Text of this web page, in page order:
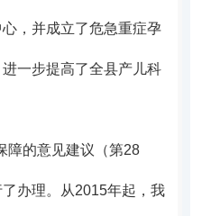
，并成立了危急重症孕
一步提高了全县产儿科
障的意见建议（第28
办理。从2015年起，我